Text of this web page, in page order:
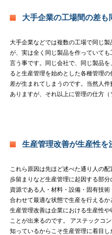
大手企業の工場間の差も
大手企業などでは複数の工場で同じ
が、実は全く同じ製品を作っていて
言う事です。同じ会社で、同じ製品
ると生産管理を始めとした各種管理
差が生まれてしまうのです。当然人
ありますが、それ以上に管理の仕方（
生産管理改善が生産性を
これら原因は先ほど述べた通り人の
歩留まりなど生産管理に起因する部
資源である人・材料・設備・固有技
合わせて最適な状態で生産を行える
生産管理改善は企業における生産性
ことが出来るのです。 アステックコ
知っているからこそ生産管理に着目し